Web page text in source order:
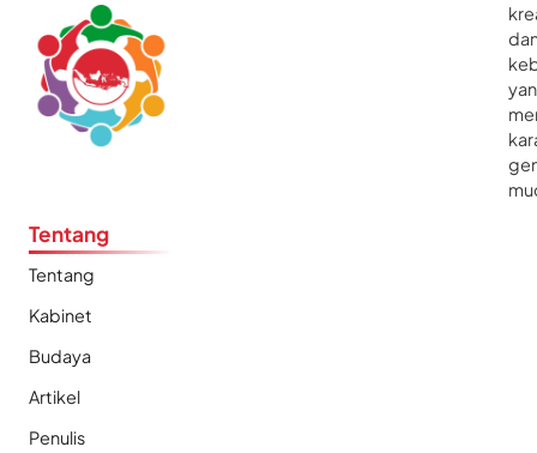
Tentang
Tentang
Kabinet
Budaya
Artikel
Penulis